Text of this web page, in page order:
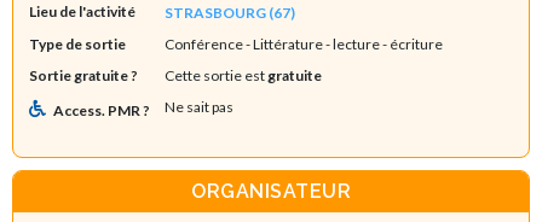
Lieu de l'activité
STRASBOURG (67)
Type de sortie
Conférence- Littérature - lecture - écriture
Sortie gratuite ?
Cette sortie est gratuite
Access. PMR ?
Ne sait pas
ORGANISATEUR